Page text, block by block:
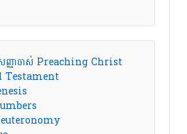
សញ្ញាចាស់ Preaching Christ